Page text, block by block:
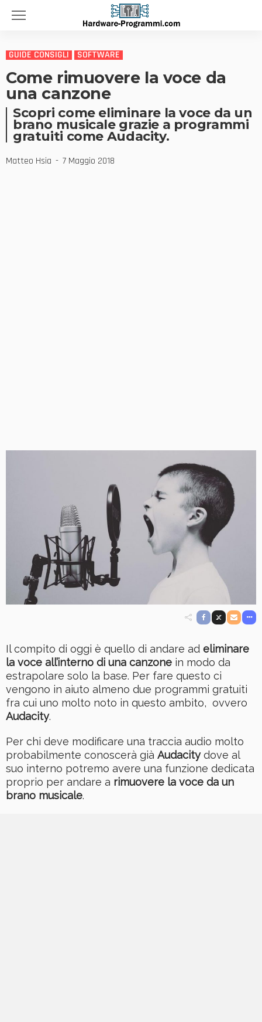
GUIDE CONSIGLI SOFTWARE
Come rimuovere la voce da
una canzone
Scopri come eliminare la voce da un
brano musicale grazie a programmi
gratuiti come Audacity.
Matteo Hsia 7 Maggio 2018
Il compito di oggi è quello di andare ad eliminare
la voce all’interno di una canzone in modo da
estrapolare solo la base. Per fare questo ci
vengono in aiuto almeno due programmi gratuiti
fra cui uno molto noto in questo ambito, ovvero
Audacity.
Per chi deve modificare una traccia audio molto
probabilmente conoscerà già Audacitydove al
suo interno potremo avere una funzione dedicata
proprio per andare a rimuovere la voce da un
brano musicale.